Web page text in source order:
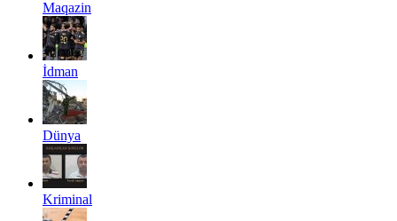
Maqazin
İdman
Dünya
Kriminal